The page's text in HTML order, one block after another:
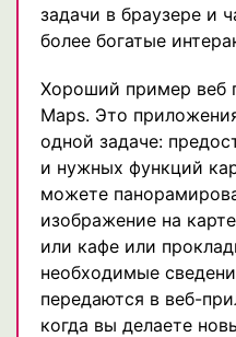
задачи в браузере и
более богатые
Хороший пример веб
Maps. Это
одной задаче:
и нужных функций
можете
изображение на
или кафе или
необходимые
передаются в веб-
когда вы делаете